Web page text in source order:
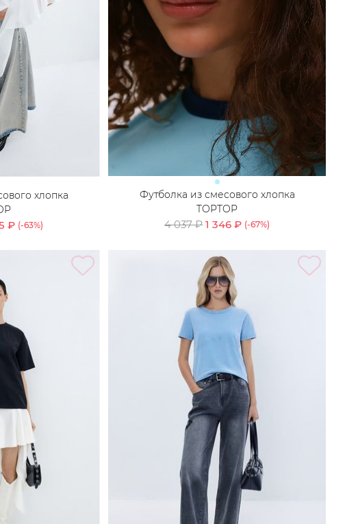
хлопка
₽ (-63%)
Футболка из смесового хлопка
TOPTOP
4 037 ₽ 1 346 ₽ (-67%)